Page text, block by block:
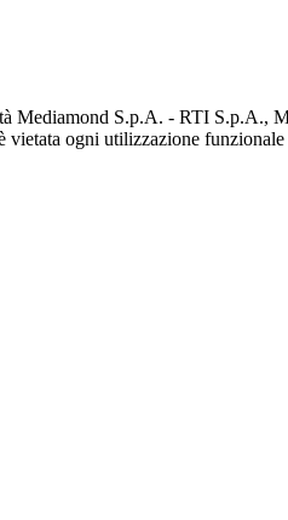
S.p.A. - RTI S.p.A.,
ogni utilizzazione